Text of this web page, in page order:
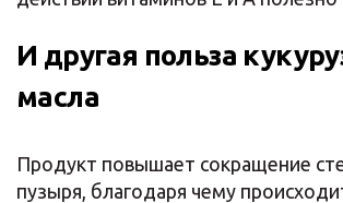
И другая польза
масла
Продукт повышает сокращение
пузыря, благодаря чему